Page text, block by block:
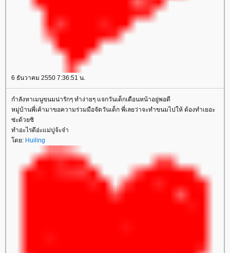
6 ธันวาคม 2550 7:36:51 น.
กำลังหาเมนูขนมน่ารักๆ ทำง่ายๆ แจกวันเด็กเดือนหน้าอยู่พอดี
หมู่บ้านพี่เค้ามาขอความร่วมมือจัดวันเด็ก พี่เลยว่าจะทำขนมไปให้ ต้องทำเยอะ
ซ่ะด้วยซิ
ทำอะไรดีอ่ะแม่ปูจ้ะจ๋า
ดย: Huiling